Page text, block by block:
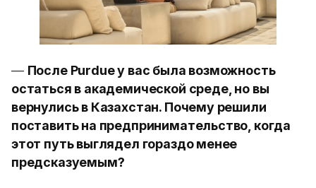
— После Purdue у вас была возможность
остаться в академической среде, но вы
вернулись в Казахстан. Почему решили
поставить на предпринимательство, когда
этот путь выглядел гораздо менее
предсказуемым?